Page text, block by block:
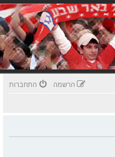
התחברות הרשמה